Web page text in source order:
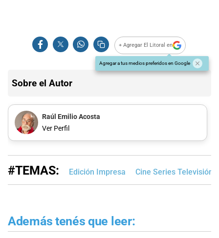
+ Agregar El Litoral en
Agregar a tus medios preferidos en Google
Sobre el Autor
Raúl Emilio Acosta
Ver Perfil
#TEMAS: Edición Impresa Cine Series Televisión
Además tenés que leer: